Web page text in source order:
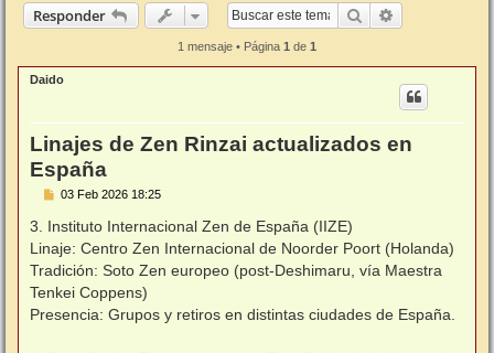
Responder
Buscar
1 mensaje • Página 1 de 1
Daido
Linajes de Zen Rinzai actualizados en
España
M
n
a
e
03 Feb 2026 18:25
3. Instituto Internacional Zen de España (IIZE)
Linaje: Centro Zen Internacional de Noorder Poort (Holanda)
Tradición: Soto Zen europeo (post‑Deshimaru, vía Maestra
Tenkei Coppens)
Presencia: Grupos y retiros en distintas ciudades de España.